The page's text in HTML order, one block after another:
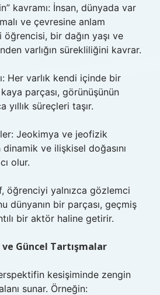
kavramı: İnsan, dünyada var
ve çevresine anlam
bir dağın yaşı ve
varlığın sürekliliğini kavrar.
Her varlık kendi içinde bir
kaya parçası, görünüşünün
süreçleri taşır.
Jeokimya ve jeofizik
dinamik ve ilişkisel doğasını
olur.
öğrenciyi yalnızca gözlemci
dünyanın bir parçası, geçmiş
bir aktör haline getirir.
Güncel Tartışmalar
kesişiminde zengin
sunar. Örneğin: